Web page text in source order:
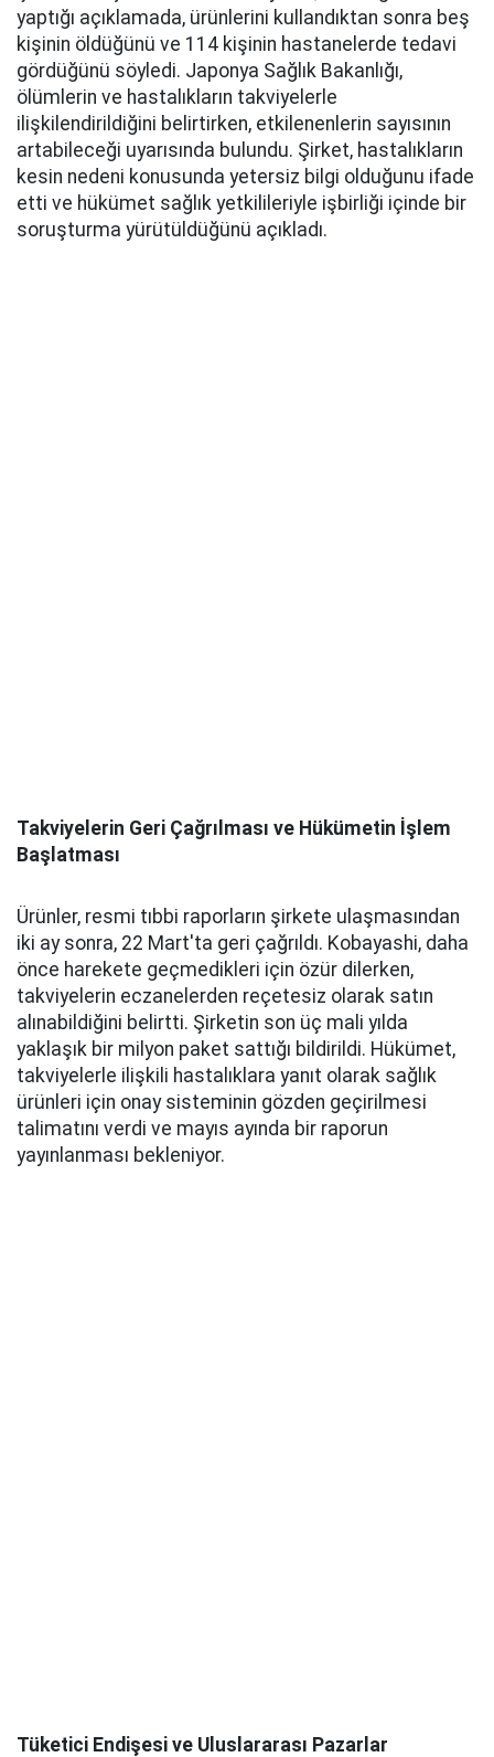
yaptığı açıklamada, ürünlerini kullandıktan sonra beş
kişinin öldüğünü ve 114 kişinin hastanelerde tedavi
gördüğünü söyledi. Japonya Sağlık Bakanlığı,
ölümlerin ve hastalıkların takviyelerle
ilişkilendirildiğini belirtirken, etkilenenlerin sayısının
artabileceği uyarısında bulundu. Şirket, hastalıkların
kesin nedeni konusunda yetersiz bilgi olduğunu ifade
etti ve hükümet sağlık yetkilileriyle işbirliği içinde bir
soruşturma yürütüldüğünü açıkladı.
Takviyelerin Geri Çağrılması ve Hükümetin İşlem
Başlatması
Ürünler, resmi tıbbi raporların şirkete ulaşmasından
iki ay sonra, 22 Mart'ta geri çağrıldı. Kobayashi, daha
önce harekete geçmedikleri için özür dilerken,
takviyelerin eczanelerden reçetesiz olarak satın
alınabildiğini belirtti. Şirketin son üç mali yılda
yaklaşık bir milyon paket sattığı bildirildi. Hükümet,
takviyelerle ilişkili hastalıklara yanıt olarak sağlık
ürünleri için onay sisteminin gözden geçirilmesi
talimatını verdi ve mayıs ayında bir raporun
yayınlanması bekleniyor.
Tüketici Endişesi ve Uluslararası Pazarlar